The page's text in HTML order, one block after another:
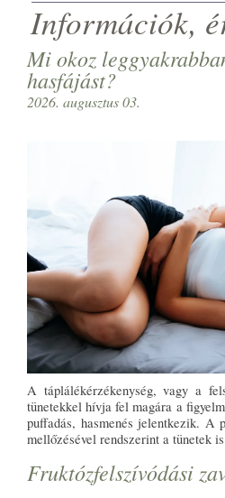
Információk,
Mi okoz
hasfájást?
2026. augusztus 03.
A táplálékérzékenység, vagy a
tünetekkel hívja fel magára a
puffadás, hasmenés jelentkezik. A
mellőzésével rendszerint a tünetek
Fruktózfelszívódási